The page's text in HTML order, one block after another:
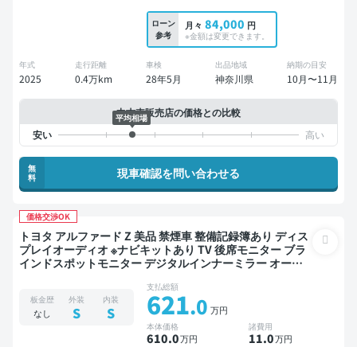
ローン
参考
月々 84,000 円
※金額は変更できます。
年式
2025
走行距離
0.4万km
車検
28年5月
出品地域
神奈川県
納期の目安
10月〜11月
中古車販売店の価格との比較
平均相場
無
料
現車確認を問い合わせる
価格交渉OK
トヨタ アルファード Z 美品 禁煙車 整備記録簿あり ディス
プレイオーディオ ※ナビキットあり TV 後席モニター ブラ
インドスポットモニター デジタルインナーミラー オート
ックドア バックモニター 全方位カメラ ドライブレコーダ
ー 衝突軽減 両側電動スライドドア 7人乗り
板金歴
なし
外装
S
内装
S
支払総額
621.0 万円
本体価格
610.0万円
諸費用
11.0万円